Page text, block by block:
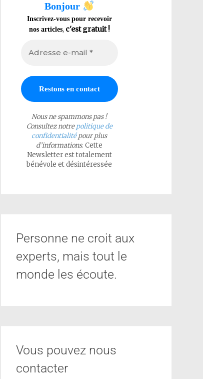
Bonjour
Inscrivez-vous pour recevoir
nos articles, c'est gratuit !
Nous ne spammons pas !
Consultez notrepolitique de
confidentialitépour plus
d’informations. Cette
Newsletter est totalement
bénévole et désintéressée
Personne ne croit aux
experts, mais tout le
monde les écoute.
Vous pouvez nous
contacter